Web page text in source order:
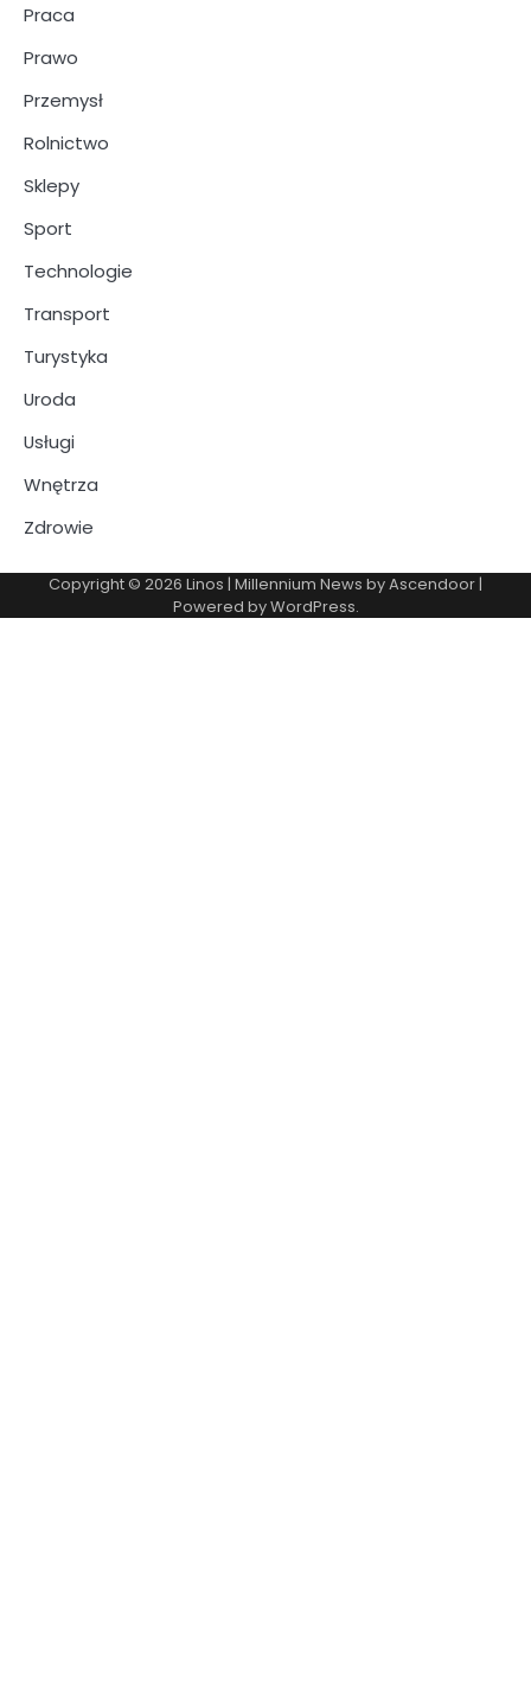
Praca
Prawo
Przemysł
Rolnictwo
Sklepy
Sport
Technologie
Transport
Turystyka
Uroda
Usługi
Wnętrza
Zdrowie
Copyright © 2026 Linos | Millennium News byAscendoor|
Powered byWordPress.